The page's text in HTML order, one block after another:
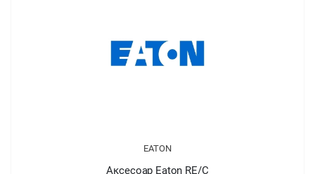
EATON
Аксесоар Eaton RE/C